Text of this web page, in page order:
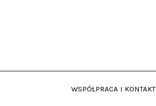
WSPÓŁPRACA I KONTAKT